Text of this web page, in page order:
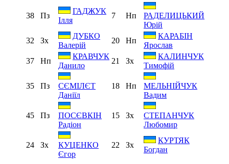
38 Пз
ГАДЖУК
Ілля
7 Нп
РАДЕЛИЦЬКИЙ
Юрій
32
Зх
ДУБКО
Валерій
20 Нп
КАРАБІН
Ярослав
37
Нп
КРАВЧУК
Данило
21 Зх
КАЛИНЧУК
Тимофій
35 Пз
СЄМІЛЄТ
Даніїл
18 Нп
МЕЛЬНІЙЧУК
Вадим
45 Пз
ПОСЄВКІН
Радіон
15 Зх
СТЕПАНЧУК
Любомир
24 Зх
КУЦЕНКО
Єгор
22 Зх
КУРТЯК
Богдан